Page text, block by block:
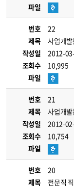
파일
번호
22
제목
사업개
작성일
2012-
조회수
10,995
파일
번호
21
제목
사업개발
작성일
2012-
조회수
10,754
파일
번호
20
제목
전문직